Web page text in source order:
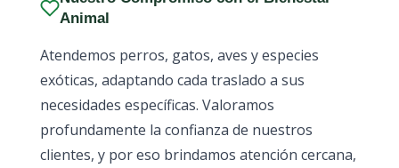
Animal
Atendemos perros, gatos, aves y especies
exóticas, adaptando cada traslado a sus
necesidades específicas. Valoramos
profundamente la confianza de nuestros
clientes, y por eso brindamos atención cercana,